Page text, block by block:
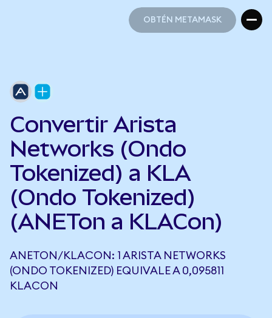
OBTÉN METAMASK
Convertir Arista
Networks (Ondo
Tokenized) a KLA
(Ondo Tokenized)
(ANETon a KLACon)
ANETON/KLACON: 1 ARISTA NETWORKS
(ONDO TOKENIZED) EQUIVALE A 0,095811
KLACON